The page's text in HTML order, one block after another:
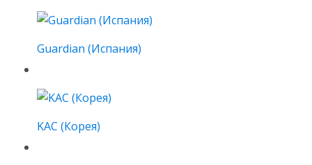
Guardian (Испания)
KAC (Корея)